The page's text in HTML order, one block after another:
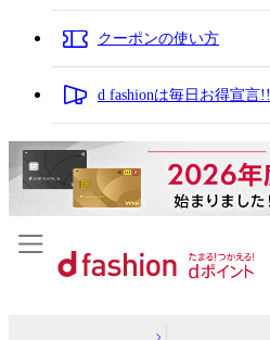
クーポンの使い方
d fashionは毎日お得宣言!!